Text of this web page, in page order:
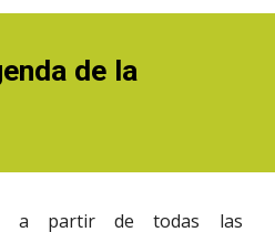
de la
a partir de todas las